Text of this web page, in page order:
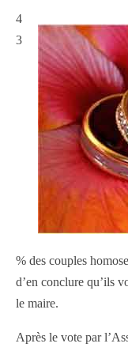
4
3
% des couples
d’en conclure qu’ils
le maire.
Après le vote par